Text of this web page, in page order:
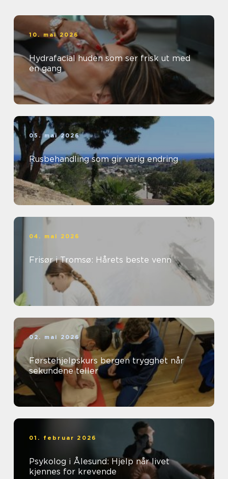
10. mai 2026
Hydrafacial huden som ser frisk ut med
en gang
05. mai 2026
Rusbehandling som gir varig endring
04. mai 2026
Frisør i Tromsø: Hårets beste venn
02. mai 2026
Førstehjelpskurs bergen trygghet når
sekundene teller
01. februar 2026
Psykolog i Ålesund: Hjelp når livet
kjennes for krevende